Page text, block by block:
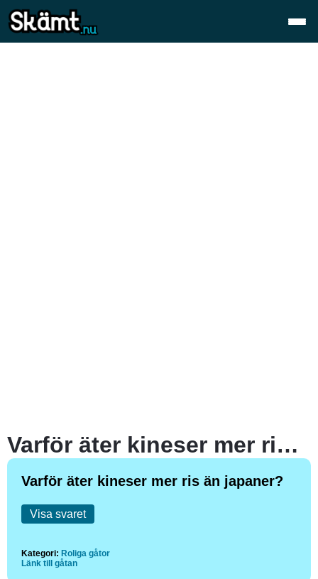
Varför äter kineser mer ris än japaner?
Varför äter kineser mer ris än japaner?
Visa svaret
Kategori: Roliga gåtor
Länk till gåtan